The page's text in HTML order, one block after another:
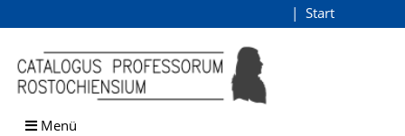
Browsen
direkt zum Inhalt
Start
Menü